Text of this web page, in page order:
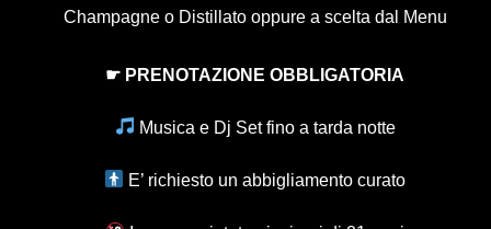
Champagne o Distillato oppure a scelta dal Menu
☛ PRENOTAZIONE OBBLIGATORIA
Musica e Dj Set fino a tarda notte
E’ richiesto un abbigliamento curato